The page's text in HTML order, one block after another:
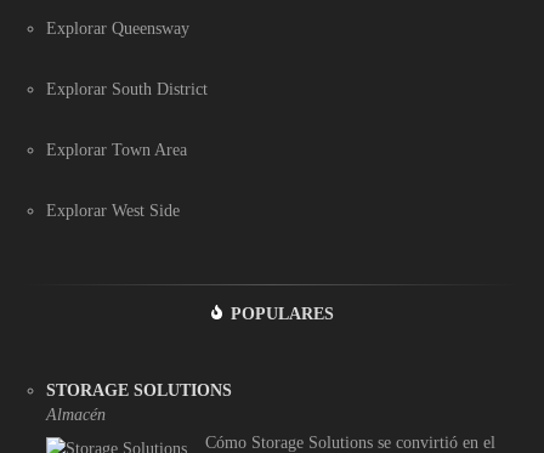
Explorar Queensway
Explorar South District
Explorar Town Area
Explorar West Side
POPULARES
STORAGE SOLUTIONS
Almacén
Cómo Storage Solutions se convirtió en el